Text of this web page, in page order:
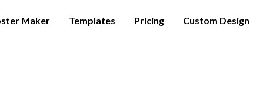
Maker Templates Pricing Custom Design